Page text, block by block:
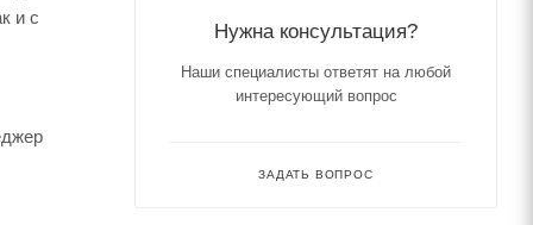
и с
Нужна консультация?
Наши специалисты ответят на любой
интересующий вопрос
ЗАДАТЬ ВОПРОС